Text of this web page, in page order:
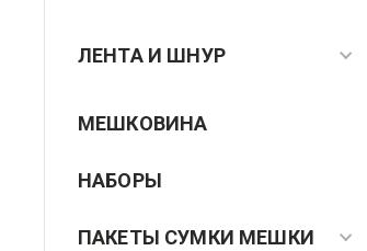
ЛЕНТА И ШНУР
МЕШКОВИНА
НАБОРЫ
ПАКЕТЫ СУМКИ МЕШКИ